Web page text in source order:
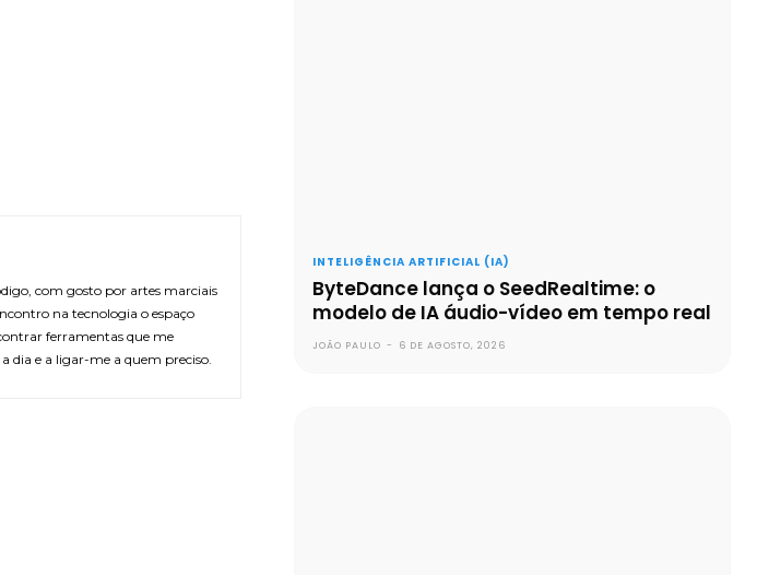
com gosto por artes marciais
na tecnologia o espaço
ferramentas que me
dia e a ligar-me a quem preciso.
INTELIGÊNCIA ARTIFICIAL (IA)
ByteDance lança o SeedRealtime: o
modelo de IA áudio-vídeo em tempo real
JOÃO PAULO - 6 DE AGOSTO, 2026